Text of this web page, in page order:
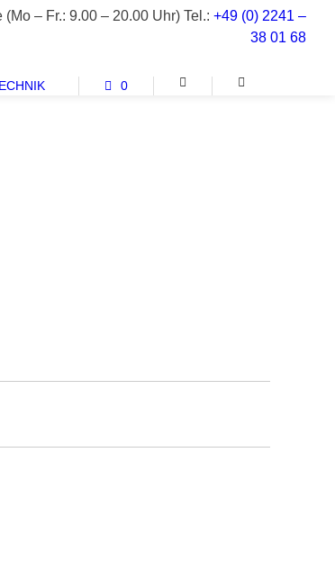
(Mo – Fr.: 9.00 – 20.00 Uhr) Tel.: +49 (0) 2241 –
38 01 68
0